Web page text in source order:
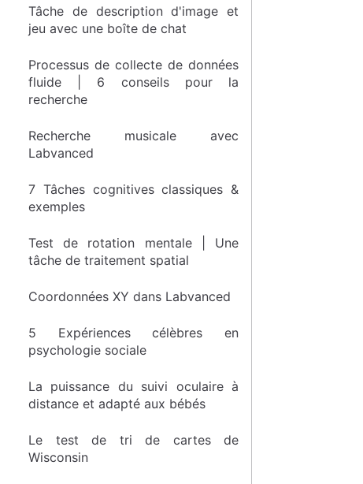
Tâche de description d'image et
jeu avec une boîte de chat
Processus de collecte de données
fluide | 6 conseils pour la
recherche
Recherche musicale avec
Labvanced
7 Tâches cognitives classiques &
exemples
Test de rotation mentale | Une
tâche de traitement spatial
Coordonnées XY dans Labvanced
5 Expériences célèbres en
psychologie sociale
La puissance du suivi oculaire à
distance et adapté aux bébés
Le test de tri de cartes de
Wisconsin